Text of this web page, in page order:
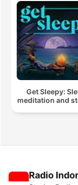
Get Sleepy:
meditation and
Radio